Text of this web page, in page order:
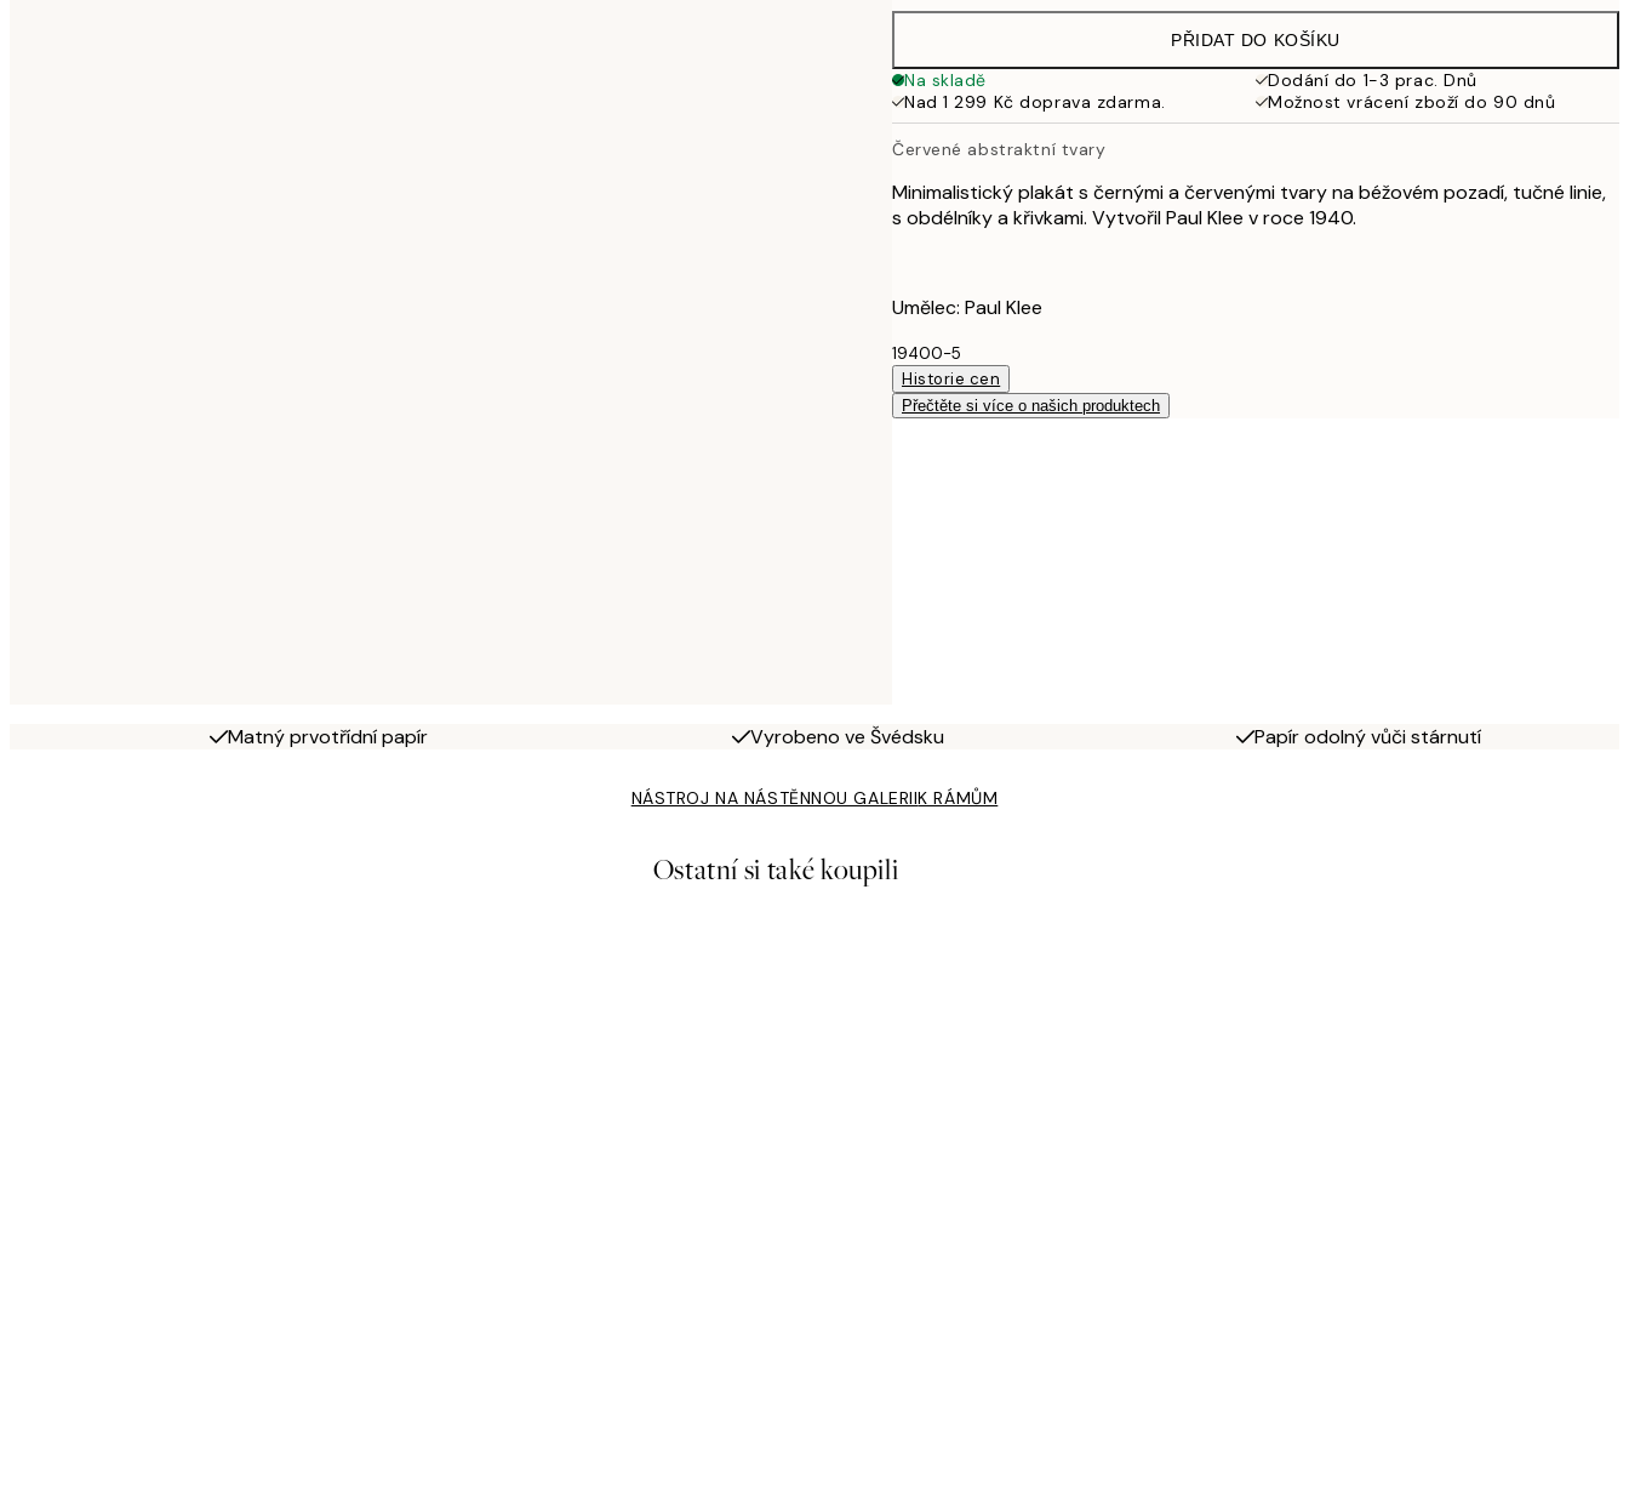
925 Kč
PŘIDAT DO KOŠÍKU
Na skladě
Dodání do 1-3 prac. Dnů
Nad 1 299 Kč doprava zdarma.
Možnost vrácení zboží do 90 dnů
Červené abstraktní tvary
Minimalistický plakát s černými a červenými tvary na béžovém pozadí, tučné linie,
s obdélníky a křivkami. Vytvořil Paul Klee v roce 1940.
Umělec: Paul Klee
19400-5
Historie cen
Přečtěte si více o našich produktech
Matný prvotřídní papír Vyrobeno ve Švédsku Papír odolný vůči stárnutí
NÁSTROJ NA NÁSTĚNNOU GALERIIK RÁMŮM
Ostatní si také koupili